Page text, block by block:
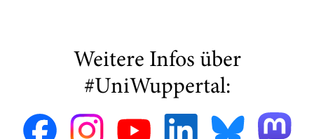
Weitere Infos über
#UniWuppertal: